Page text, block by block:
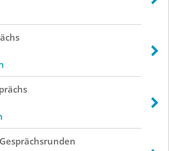
Gesprächsrunden